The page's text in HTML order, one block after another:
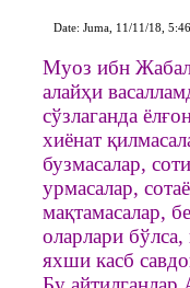
Date: Juma, 11/11/18,
Муоз ибн Жабал
алайҳи
сўзлаганда
хиёнат
бузмасалар,
урмасалар,
мақтамасалар,
оларлари
яхши касб